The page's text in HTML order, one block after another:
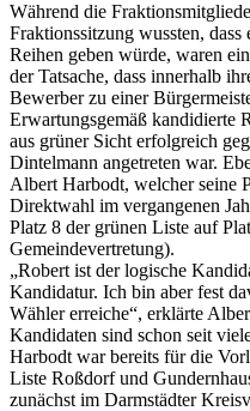
Während die
Fraktionssitzung wussten,
Reihen geben würde, waren
der Tatsache, dass innerhalb
Bewerber zu einer
Erwartungsgemäß kandidierte
aus grüner Sicht erfolgreich
Dintelmann angetreten war.
Albert Harbodt, welcher seine
Direktwahl im vergangenen
Platz 8 der grünen Liste auf
Gemeindevertretung).
„Robert ist der logische
Kandidatur. Ich bin aber fest
Wähler erreiche“, erklärte
Kandidaten sind schon seit
Harbodt war bereits für die
Liste Roßdorf und
zunächst im Darmstädter